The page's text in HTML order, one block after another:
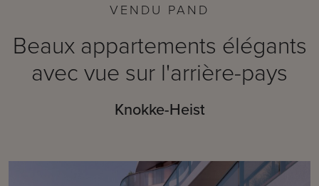
VENDU PAND
Beaux appartements élégants
avec vue sur l'arrière-pays
Knokke-Heist